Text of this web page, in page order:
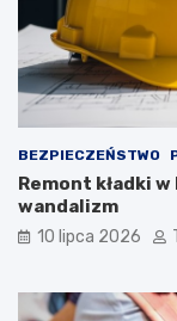
BEZPIECZEŃSTWO
Remont kładki
wandalizm
10 lipca 2026